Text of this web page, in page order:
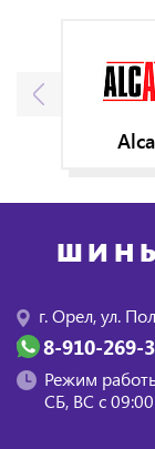
г. Орел, ул.
8-910-269-
Режим
СБ, BC с